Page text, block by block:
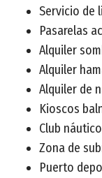
Servicio de
Pasarelas
Alquiler
Alquiler
Alquiler de
Kioscos
Club
Zona de
Puerto